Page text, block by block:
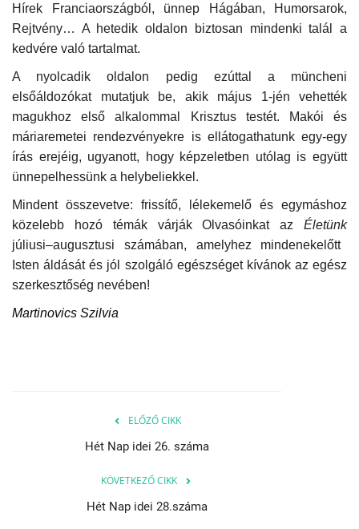
Hírek Franciaországból, ünnep Hágában, Humorsarok,
Rejtvény… A hetedik oldalon biztosan mindenki talál a
kedvére való tartalmat.
A nyolcadik oldalon pedig ezúttal a müncheni
elsőáldozókat mutatjuk be, akik május 1-jén vehették
magukhoz első alkalommal Krisztus testét. Makói és
máriaremetei rendezvényekre is ellátogathatunk egy-egy
írás erejéig, ugyanott, hogy képzeletben utólag is együtt
ünnepelhessünk a helybeliekkel.
Mindent összevetve: frissítő, lélekemelő és egymáshoz
közelebb hozó témák várják Olvasóinkat az Életünk
júliusi–augusztusi számában, amelyhez mindenekelőtt
Isten áldását és jól szolgáló egészséget kívánok az egész
szerkesztőség nevében!
Martinovics Szilvia
ELŐZŐ CIKK
Hét Nap idei 26. száma
KÖVETKEZŐ CIKK
Hét Nap idei 28.száma